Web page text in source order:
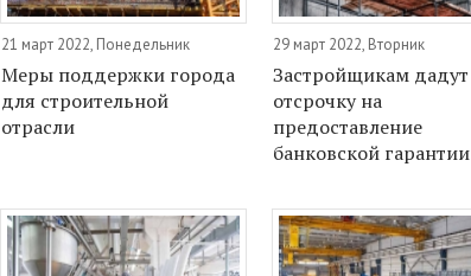
21 март 2022, Понедельник
Меры поддержки города
для строительной
отрасли
29 март 2022, Вторник
Застройщикам дадут
отсрочку на
предоставление
банковской гарантии